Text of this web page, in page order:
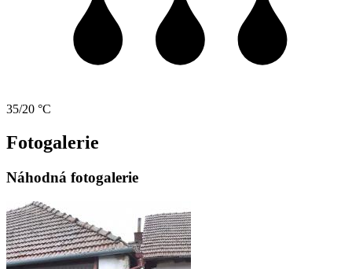
35/20 °C
Fotogalerie
Náhodná fotogalerie